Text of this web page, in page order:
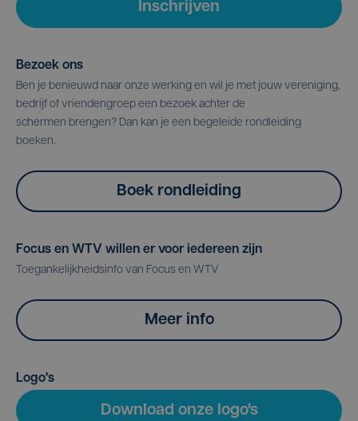
Inschrijven
Bezoek ons
Ben je benieuwd naar onze werking en wil je met jouw vereniging,
bedrijf of vriendengroep een bezoek achter de
schermen brengen? Dan kan je een begeleide rondleiding
boeken.
Boek rondleiding
Focus en WTV willen er voor iedereen zijn
Toegankelijkheidsinfo van Focus en WTV
Meer info
Logo's
Download onze logo's